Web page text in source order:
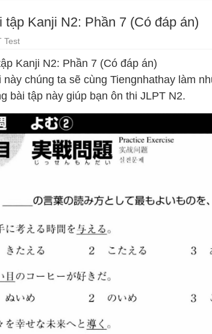
tập Kanji N2: Phần 7 (Có đáp án)
Test
Kanji N2: Phần 7 (Có đáp án)
này chúng ta sẽ cùng Tiengnhathay làm
bài tập này giúp bạn ôn thi JLPT N2.